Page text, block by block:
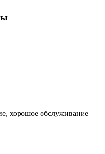
хорошое обслуживание